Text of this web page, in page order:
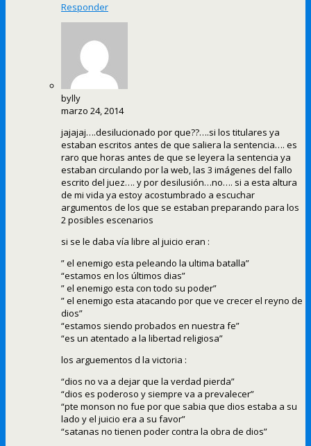
Responder
bylly
marzo 24, 2014
jajajaj….desilucionado por que??….si los titulares ya
estaban escritos antes de que saliera la sentencia…. es
raro que horas antes de que se leyera la sentencia ya
estaban circulando por la web, las 3 imágenes del fallo
escrito del juez…. y por desilusión…no…. si a esta altura
de mi vida ya estoy acostumbrado a escuchar
argumentos de los que se estaban preparando para los
2 posibles escenarios
si se le daba vía libre al juicio eran :
” el enemigo esta peleando la ultima batalla”
“estamos en los últimos dias”
” el enemigo esta con todo su poder”
” el enemigo esta atacando por que ve crecer el reyno de
dios”
“estamos siendo probados en nuestra fe”
“es un atentado a la libertad religiosa”
los arguementos d la victoria :
“dios no va a dejar que la verdad pierda”
“dios es poderoso y siempre va a prevalecer”
“pte monson no fue por que sabia que dios estaba a su
lado y el juicio era a su favor”
“satanas no tienen poder contra la obra de dios”